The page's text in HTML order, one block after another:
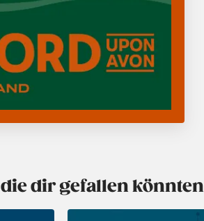
die dir gefallen könnten